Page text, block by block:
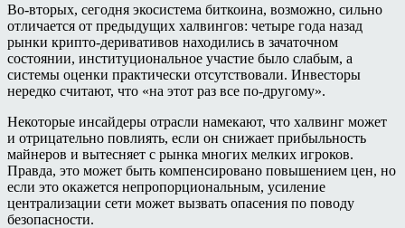
Во-вторых, сегодня экосистема биткоина, возможно, сильно
отличается от предыдущих халвингов: четыре года назад
рынки крипто-деривативов находились в зачаточном
состоянии, институциональное участие было слабым, а
системы оценки практически отсутствовали. Инвесторы
нередко считают, что «на этот раз все по-другому».
Некоторые инсайдеры отрасли намекают, что халвинг может
и отрицательно повлиять, если он снижает прибыльность
майнеров и вытесняет с рынка многих мелких игроков.
Правда, это может быть компенсировано повышением цен, но
если это окажется непропорциональным, усиление
централизации сети может вызвать опасения по поводу
безопасности.